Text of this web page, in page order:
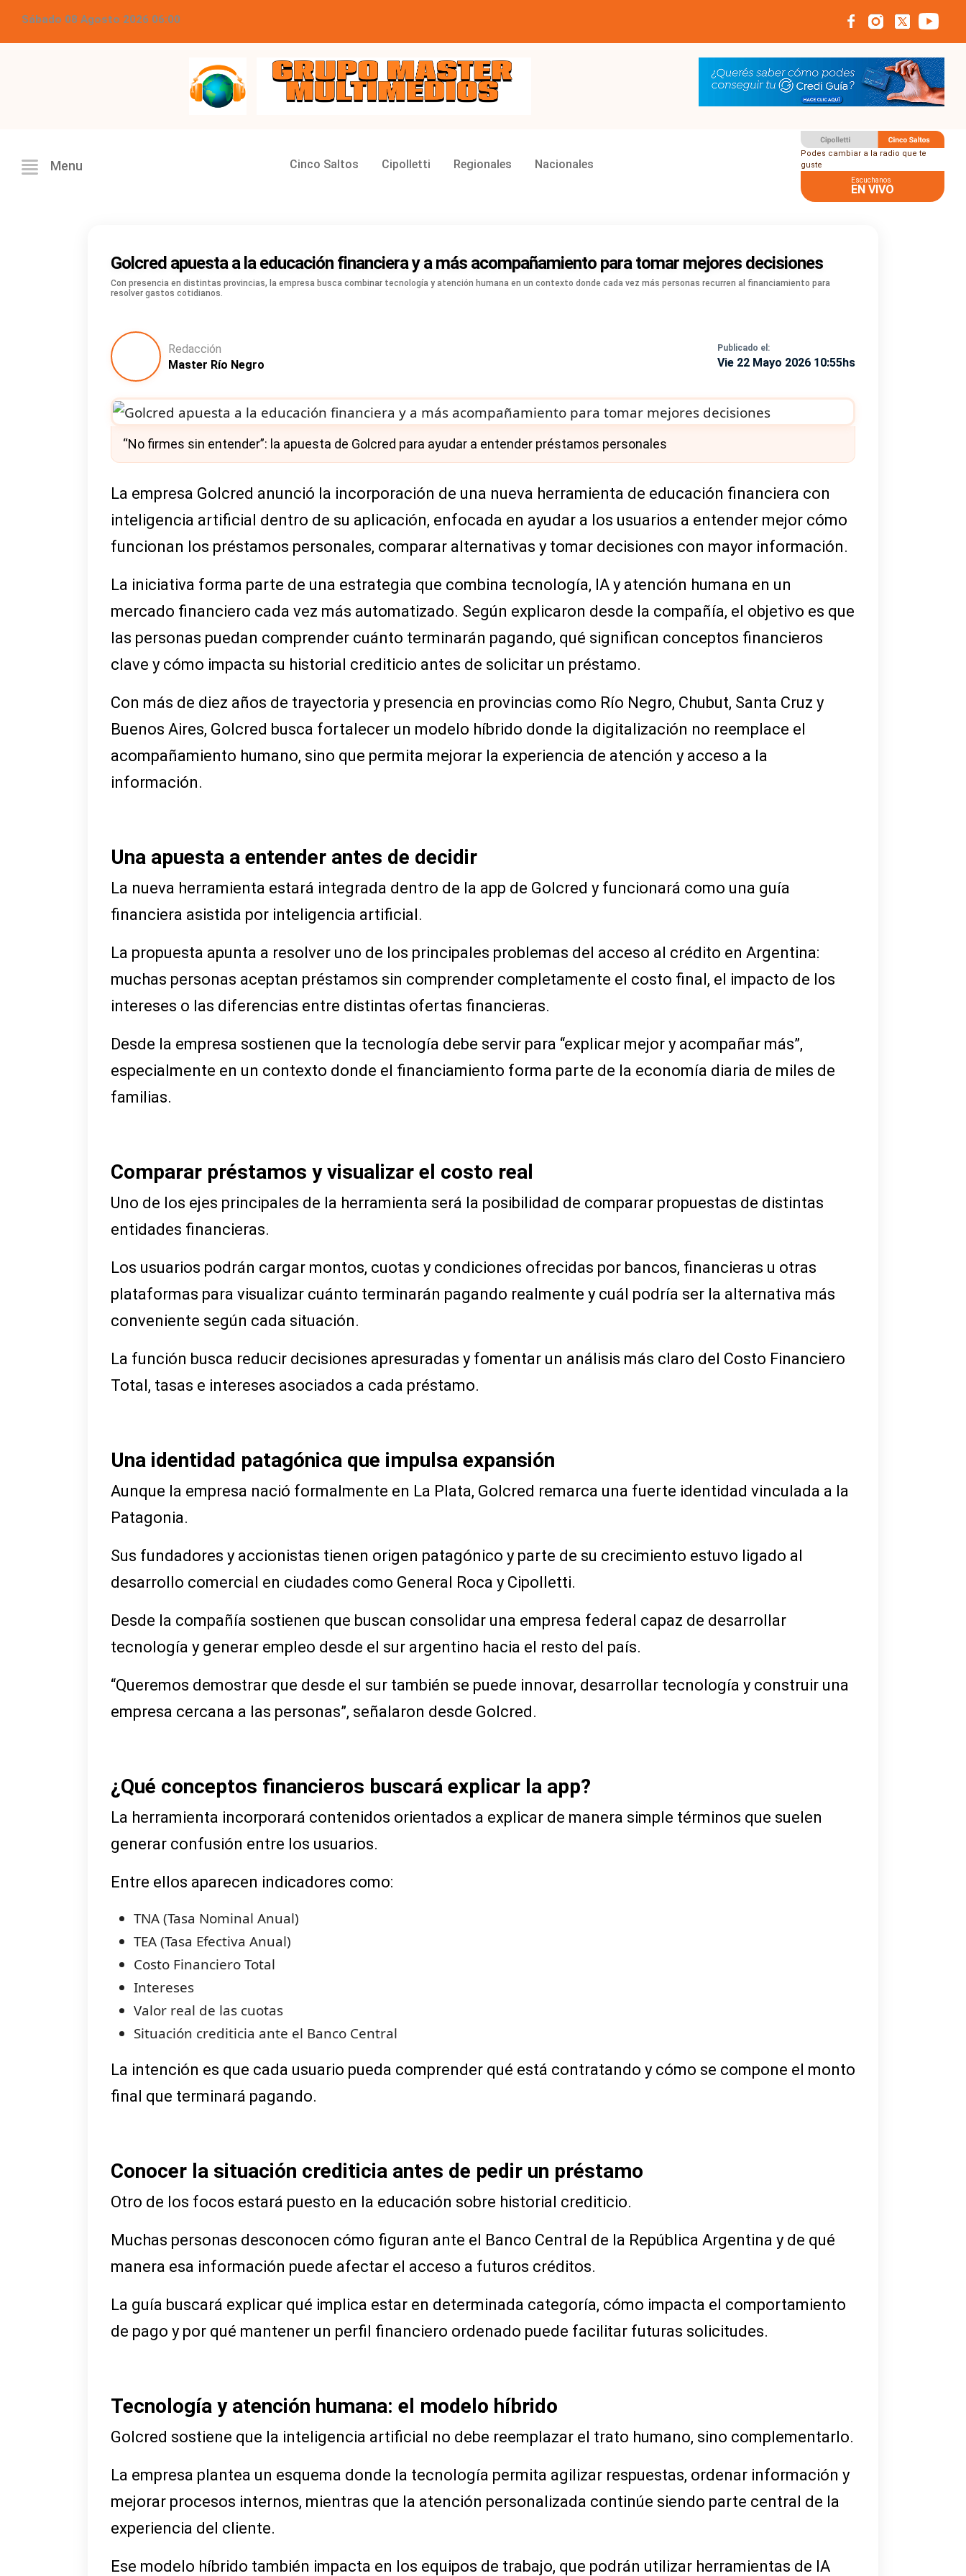
Sábado 08 Agosto 2026 06:00
Grupo Master Multimedios
Menu Cinco Saltos Cipolletti Regionales Nacionales
Podes cambiar a la radio que te
guste
Escuchanos
EN VIVO
Golcred apuesta a la educación financiera y a más acompañamiento para tomar mejores decisiones
Con presencia en distintas provincias, la empresa busca combinar tecnología y atención humana en un contexto donde cada vez más personas recurren al financiamiento para
resolver gastos cotidianos.
Redacción
Master Río Negro
Publicado el:
Vie 22 Mayo 2026 10:55hs
“No firmes sin entender”: la apuesta de Golcred para ayudar a entender préstamos personales
La empresa Golcred anunció la incorporación de una nueva herramienta de educación financiera con
inteligencia artificial dentro de su aplicación, enfocada en ayudar a los usuarios a entender mejor cómo
funcionan los préstamos personales, comparar alternativas y tomar decisiones con mayor información.
La iniciativa forma parte de una estrategia que combina tecnología, IA y atención humana en un
mercado financiero cada vez más automatizado. Según explicaron desde la compañía, el objetivo es que
las personas puedan comprender cuánto terminarán pagando, qué significan conceptos financieros
clave y cómo impacta su historial crediticio antes de solicitar un préstamo.
Con más de diez años de trayectoria y presencia en provincias como Río Negro, Chubut, Santa Cruz y
Buenos Aires, Golcred busca fortalecer un modelo híbrido donde la digitalización no reemplace el
acompañamiento humano, sino que permita mejorar la experiencia de atención y acceso a la
información.
Una apuesta a entender antes de decidir
La nueva herramienta estará integrada dentro de la app de Golcred y funcionará como una guía
financiera asistida por inteligencia artificial.
La propuesta apunta a resolver uno de los principales problemas del acceso al crédito en Argentina:
muchas personas aceptan préstamos sin comprender completamente el costo final, el impacto de los
intereses o las diferencias entre distintas ofertas financieras.
Desde la empresa sostienen que la tecnología debe servir para “explicar mejor y acompañar más”,
especialmente en un contexto donde el financiamiento forma parte de la economía diaria de miles de
familias.
Comparar préstamos y visualizar el costo real
Uno de los ejes principales de la herramienta será la posibilidad de comparar propuestas de distintas
entidades financieras.
Los usuarios podrán cargar montos, cuotas y condiciones ofrecidas por bancos, financieras u otras
plataformas para visualizar cuánto terminarán pagando realmente y cuál podría ser la alternativa más
conveniente según cada situación.
La función busca reducir decisiones apresuradas y fomentar un análisis más claro del Costo Financiero
Total, tasas e intereses asociados a cada préstamo.
Una identidad patagónica que impulsa expansión
Aunque la empresa nació formalmente en La Plata, Golcred remarca una fuerte identidad vinculada a la
Patagonia.
Sus fundadores y accionistas tienen origen patagónico y parte de su crecimiento estuvo ligado al
desarrollo comercial en ciudades como General Roca y Cipolletti.
Desde la compañía sostienen que buscan consolidar una empresa federal capaz de desarrollar
tecnología y generar empleo desde el sur argentino hacia el resto del país.
“Queremos demostrar que desde el sur también se puede innovar, desarrollar tecnología y construir una
empresa cercana a las personas”, señalaron desde Golcred.
¿Qué conceptos financieros buscará explicar la app?
La herramienta incorporará contenidos orientados a explicar de manera simple términos que suelen
generar confusión entre los usuarios.
Entre ellos aparecen indicadores como:
TNA (Tasa Nominal Anual)
TEA (Tasa Efectiva Anual)
Costo Financiero Total
Intereses
Valor real de las cuotas
Situación crediticia ante el Banco Central
La intención es que cada usuario pueda comprender qué está contratando y cómo se compone el monto
final que terminará pagando.
Conocer la situación crediticia antes de pedir un préstamo
Otro de los focos estará puesto en la educación sobre historial crediticio.
Muchas personas desconocen cómo figuran ante el Banco Central de la República Argentina y de qué
manera esa información puede afectar el acceso a futuros créditos.
La guía buscará explicar qué implica estar en determinada categoría, cómo impacta el comportamiento
de pago y por qué mantener un perfil financiero ordenado puede facilitar futuras solicitudes.
Tecnología y atención humana: el modelo híbrido
Golcred sostiene que la inteligencia artificial no debe reemplazar el trato humano, sino complementarlo.
La empresa plantea un esquema donde la tecnología permita agilizar respuestas, ordenar información y
mejorar procesos internos, mientras que la atención personalizada continúe siendo parte central de la
experiencia del cliente.
Ese modelo híbrido también impacta en los equipos de trabajo, que podrán utilizar herramientas de IA